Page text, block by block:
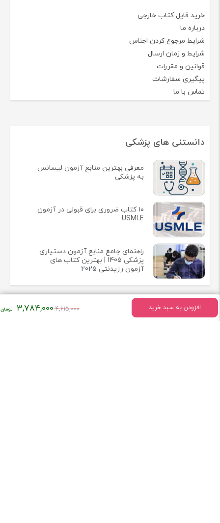
افزودن به سبد خرید 4,615,000قیمت
3,784,000
خرید فایل کتاب خارجی
درباره ما
شرایط مرجوع کردن اجناس
شرایط و زمان ارسال
قوانین و مقررات
پیگیری سفارشات
تماس با ما
دانستنی های پزشکی
معرفی بهترین منابع آزمون لیسانس
به پزشکی
۱۰ کتاب ضروری برای قبولی در آزمون
USMLE
راهنمای جامع منابع آزمون دستیاری
پزشکی 1405 | بهترین کتاب های
آزمون رزیدنتی 2025